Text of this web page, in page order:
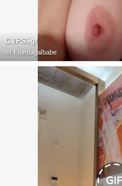
CVPS9gf
от Floridagalbabe